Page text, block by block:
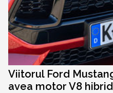
Viitorul Ford
avea motor V8 hibrid